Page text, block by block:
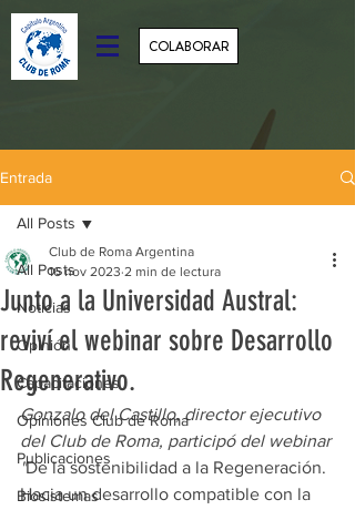
COLABORAR
Entrada
All Posts
Noticias
Opinión
Capacitaciones
Opiniones Club de Roma
Publicaciones
Biosistemas
All Posts
Junto a la Universidad Austral:
reviví el webinar sobre Desarrollo
Regenerativo.
Club de Roma Argentina
16 nov 2023 2 min de lectura
Gonzalo del Castillo, director ejecutivo
del Club de Roma, participó del webinar
"De la sostenibilidad a la Regeneración.
Hacia un desarrollo compatible con la